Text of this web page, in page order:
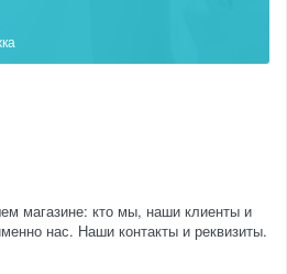
магазине: кто мы, наши клиенты и
нас. Наши контакты и реквизиты.